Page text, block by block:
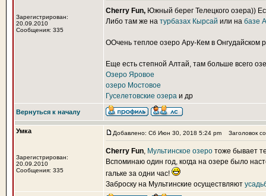
Зарегистрирован:
20.09.2010
Сообщения: 335
Cherry Fun, Южный берег Телецкого озера))
Либо там же на турбазах Кырсай или на базе
ООчень теплое озеро Ару-Кем в Онгудайском
Еще есть степной Алтай, там больше всего
Озеро Яровое
озеро Мостовое
Гуселетовские озера и др
Вернуться к началу
Умка
Зарегистрирован:
20.09.2010
Сообщения: 335
Добавлено: Сб Июн 30, 2018 5:24 pm Заголовок
Cherry Fun, Мультинское озеро тоже бывает
Вспоминаю один год, когда на озере было
гальке за одни час!
Заброску на Мультинские осуществляют